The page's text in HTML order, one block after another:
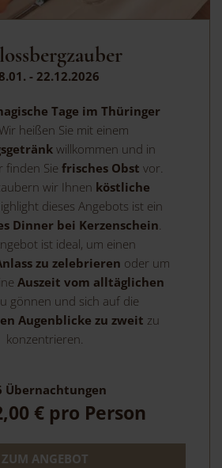
- 22.12.2026
Tage im Thüringer
Wir heißen Sie mit einem
willkommen und in
finden Sie frisches Obst vor.
wir Ihnen köstliche
dieses Angebots ist ein
Dinner bei Kerzenschein
ist ideal, um einen
zu zelebrieren oder um
Auszeit vom alltäglichen
gönnen und sich auf die
Augenblicke zu zweit zu
konzentrieren.
Übernachtungen
€ pro Person
ZUM ANGEBOT